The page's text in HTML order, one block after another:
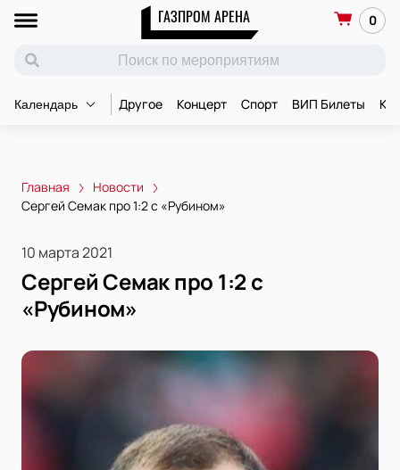
ГАЗПРОМ АРЕНА 0
Календарь Другое Концерт Спорт ВИП Билеты
Главная
Новости
Сергей Семак про 1:2 с «Рубином»
10 марта 2021
Сергей Семак про 1:2 с
«Рубином»